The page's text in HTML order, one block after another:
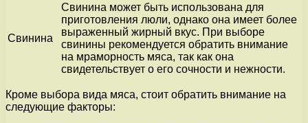
Свинина
Свинина может быть использована для
приготовления люли, однако она имеет более
выраженный жирный вкус. При выборе
свинины рекомендуется обратить внимание
на мраморность мяса, так как она
свидетельствует о его сочности и нежности.
Кроме выбора вида мяса, стоит обратить внимание на
следующие факторы: